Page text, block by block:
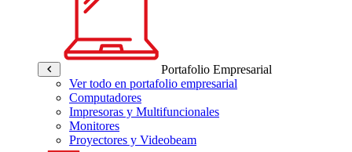
Portafolio Empresarial
Ver todo en portafolio empresarial
Computadores
Impresoras y Multifuncionales
Monitores
Proyectores y Videobeam